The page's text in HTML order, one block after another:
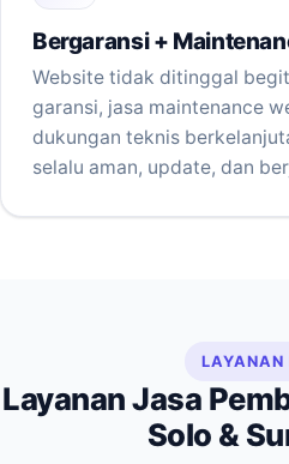
Bergaransi +
Website tidak ditinggal
garansi, jasa maintenance
dukungan teknis
selalu aman, update, dan
LAYANAN
Layanan Jasa
Solo &